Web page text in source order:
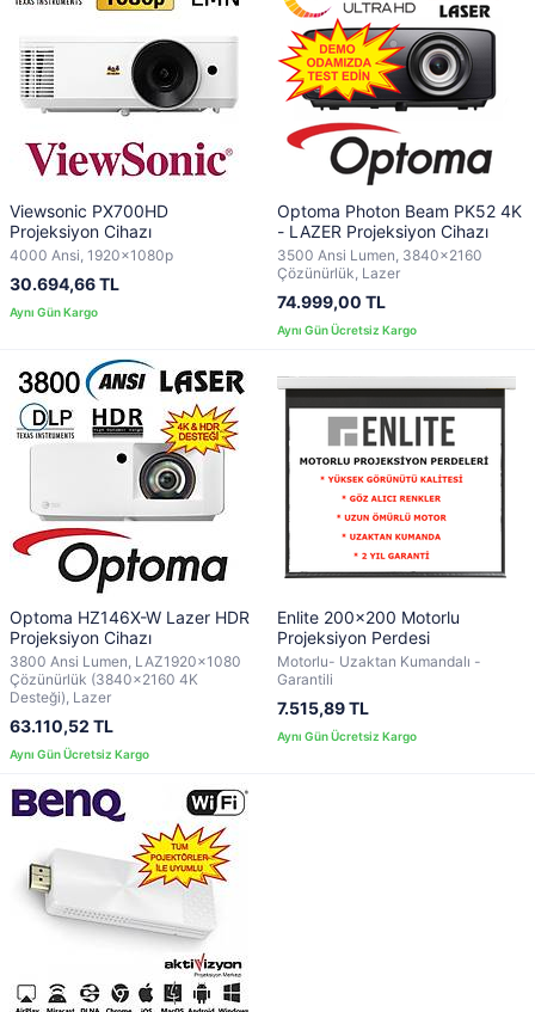
Viewsonic PX700HD
Projeksiyon Cihazı
4000 Ansi, 1920x1080p
30.694,66 TL
Optoma Photon Beam PK52 4K
- LAZER Projeksiyon Cihazı
3500 Ansi Lumen, 3840x2160
Çözünürlük, Lazer
74.999,00 TL
Optoma HZ146X-W Lazer HDR
Projeksiyon Cihazı
3800 Ansi Lumen, LAZ1920x1080
Çözünürlük (3840x2160 4K
Desteği), Lazer
63.110,52 TL
Enlite 200x200 Motorlu
Projeksiyon Perdesi
Motorlu- Uzaktan Kumandalı -
Garantili
7.515,89 TL